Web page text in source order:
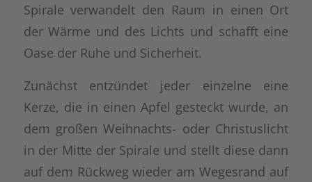
Spirale verwandelt den Raum in einen Ort
der Wärme und des Lichts und schafft eine
Oase der Ruhe und Sicherheit.
Zunächst entzündet jeder einzelne eine
Kerze, die in einen Apfel gesteckt wurde, an
dem großen Weihnachts- oder Christuslicht
in der Mitte der Spirale und stellt diese dann
auf dem Rückweg wieder am Wegesrand auf